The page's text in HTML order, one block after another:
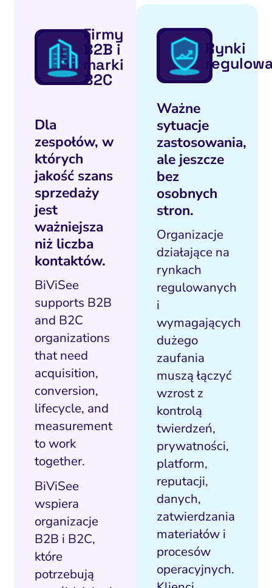
Firmy
B2B i
marki
B2C
Dla
zespołów, w
których
jakość szans
sprzedaży
jest
ważniejsza
niż liczba
kontaktów.
BiViSee
supports B2B
and B2C
organizations
that need
acquisition,
conversion,
lifecycle, and
measurement
to work
together.
BiViSee
wspiera
organizacje
B2B i B2C,
które
potrzebują
Rynki
Ważne
sytuacje
zastosowania,
ale jeszcze
bez
osobnych
stron.
Organizacje
działające na
rynkach
regulowanych
i
wymagających
dużego
zaufania
muszą łączyć
wzrost z
kontrolą
twierdzeń,
prywatności,
platform,
reputacji,
danych,
zatwierdzania
materiałów i
procesów
operacyjnych.